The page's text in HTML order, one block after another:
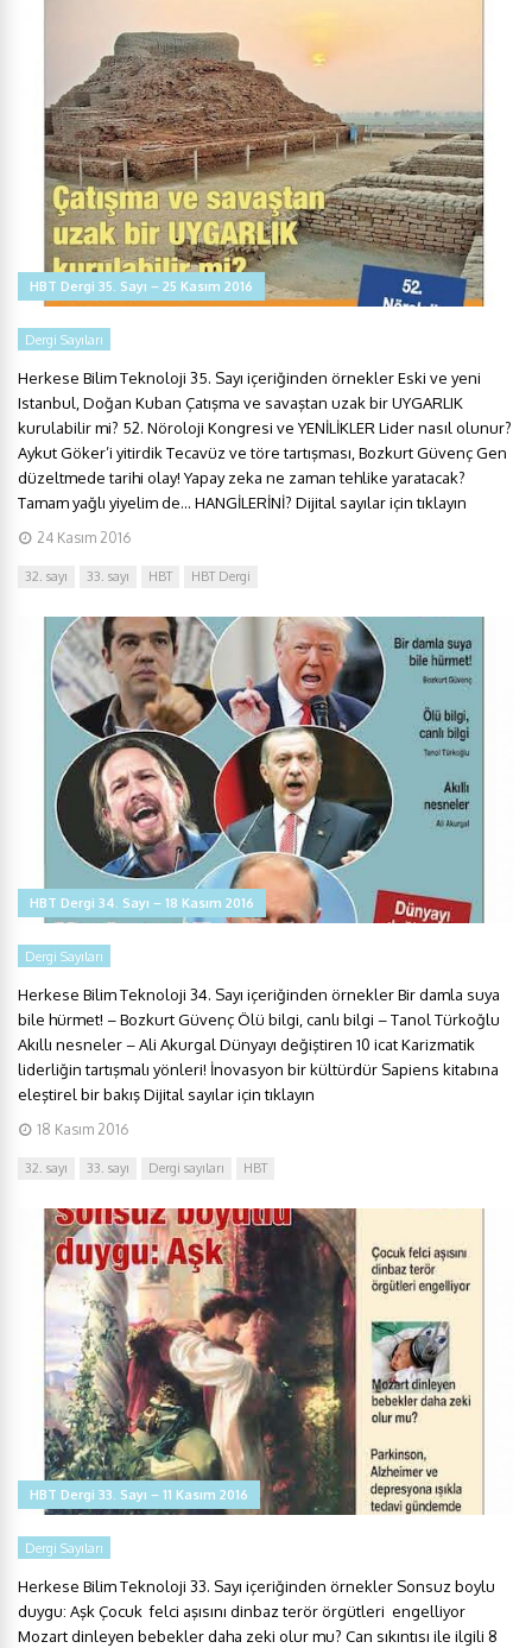
HBT Dergi 35. Sayı – 25 Kasım 2016
Dergi Sayıları
Herkese Bilim Teknoloji 35. Sayı içeriğinden örnekler Eski ve yeni
Istanbul, Doğan Kuban Çatışma ve savaştan uzak bir UYGARLIK
kurulabilir mi? 52. Nöroloji Kongresi ve YENİLİKLER Lider nasıl olunur?
Aykut Göker’i yitirdik Tecavüz ve töre tartışması, Bozkurt Güvenç Gen
düzeltmede tarihi olay! Yapay zeka ne zaman tehlike yaratacak?
Tamam yağlı yiyelim de… HANGİLERİNİ? Dijital sayılar için tıklayın
24 Kasım 2016
32. sayı 33. sayı HBT HBT Dergi
HBT Dergi 34. Sayı – 18 Kasım 2016
Dergi Sayıları
Herkese Bilim Teknoloji 34. Sayı içeriğinden örnekler Bir damla suya
bile hürmet! – Bozkurt Güvenç Ölü bilgi, canlı bilgi – Tanol Türkoğlu
Akıllı nesneler – Ali Akurgal Dünyayı değiştiren 10 icat Karizmatik
liderliğin tartışmalı yönleri! İnovasyon bir kültürdür Sapiens kitabına
eleştirel bir bakış Dijital sayılar için tıklayın
18 Kasım 2016
32. sayı 33. sayı Dergi sayıları HBT
HBT Dergi 33. Sayı – 11 Kasım 2016
Dergi Sayıları
Herkese Bilim Teknoloji 33. Sayı içeriğinden örnekler Sonsuz boylu
duygu: Aşk Çocuk felci aşısını dinbaz terör örgütleri engelliyor
Mozart dinleyen bebekler daha zeki olur mu? Can sıkıntısı ile ilgili 8